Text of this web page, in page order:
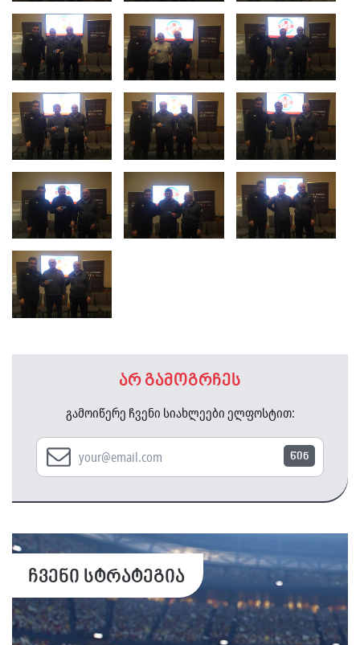
არ გამოგრჩეს
გამოიწერე ჩვენი სიახლეები ელფოსტით:
წინ
ჩვენი სტრატეგია